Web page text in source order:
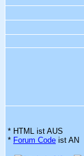
* HTML ist AUS
* Forum Code ist AN